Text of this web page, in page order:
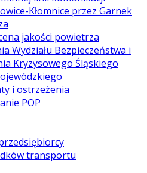
Kłomnice przez Garnek
jakości powietrza
Wydziału Bezpieczeństwa i
Kryzysowego Śląskiego
i ostrzeżenia
POP
transportu